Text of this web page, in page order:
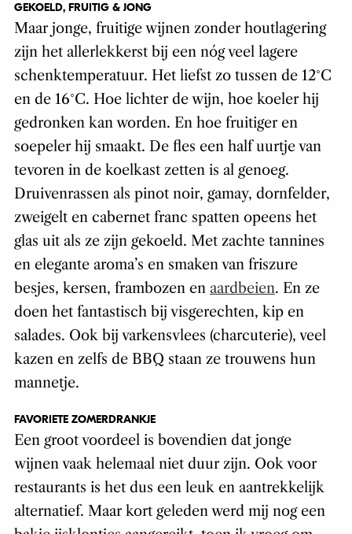
GEKOELD, FRUITIG & JONG
Maar jonge, fruitige wijnen zonder houtlagering
zijn het allerlekkerst bij een nóg veel lagere
schenktemperatuur. Het liefst zo tussen de 12˚C
en de 16˚C. Hoe lichter de wijn, hoe koeler hij
gedronken kan worden. En hoe fruitiger en
soepeler hij smaakt. De fles een half uurtje van
tevoren in de koelkast zetten is al genoeg.
Druivenrassen als pinot noir, gamay, dornfelder,
zweigelt en cabernet franc spatten opeens het
glas uit als ze zijn gekoeld. Met zachte tannines
en elegante aroma’s en smaken van friszure
besjes, kersen, frambozen en aardbeien. En ze
doen het fantastisch bij visgerechten, kip en
salades. Ook bij varkensvlees (charcuterie), veel
kazen en zelfs de BBQ staan ze trouwens hun
mannetje.
FAVORIETE ZOMERDRANKJE
Een groot voordeel is bovendien dat jonge
wijnen vaak helemaal niet duur zijn. Ook voor
restaurants is het dus een leuk en aantrekkelijk
alternatief. Maar kort geleden werd mij nog een